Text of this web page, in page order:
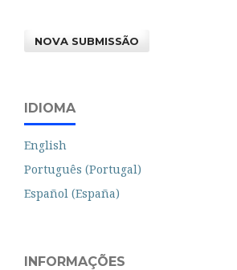
NOVA SUBMISSÃO
IDIOMA
English
Português (Portugal)
Español (España)
INFORMAÇÕES